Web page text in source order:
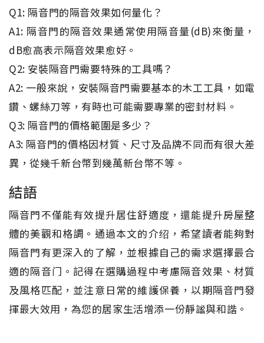
Q1: 隔音門的隔音效果如何量化？
A1: 隔音門的隔音效果通常使用隔音量(dB)來衡量，
dB愈高表示隔音效果愈好。
Q2: 安裝隔音門需要特殊的工具嗎？
A2: 一般來說，安裝隔音門需要基本的木工工具，如電
鑽、螺絲刀等，有時也可能需要專業的密封材料。
Q3: 隔音門的價格範圍是多少？
A3: 隔音門的價格因材質、尺寸及品牌不同而有很大差
異，從幾千新台幣到幾萬新台幣不等。
結語
隔音門不僅能有效提升居住舒適度，還能提升房屋整
體的美觀和格調。通過本文的介绍，希望讀者能夠對
隔音門有更深入的了解，並根據自己的需求選擇最合
適的隔音门。記得在選購過程中考慮隔音效果、材質
及風格匹配，並注意日常的維護保養，以期隔音門發
揮最大效用，為您的居家生活增添一份靜謐與和諧。